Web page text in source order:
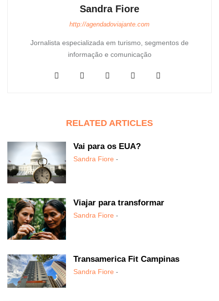
Sandra Fiore
http://agendadoviajante.com
Jornalista especializada em turismo, segmentos de
informação e comunicação
RELATED ARTICLES
Vai para os EUA?
Sandra Fiore -
Viajar para transformar
Sandra Fiore -
Transamerica Fit Campinas
Sandra Fiore -